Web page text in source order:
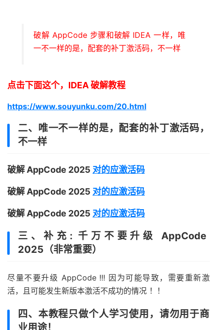
破解 AppCode 步骤和破解 IDEA 一样，唯
一不一样的是，配套的补丁激活码，不一样
点击下面这个，IDEA 破解教程
https://www.souyunku.com/20.html
二、唯一不一样的是，配套的补丁激活码，
不一样
破解 AppCode 2025 对的应激活码
破解 AppCode 2025 对的应激活码
破解 AppCode 2025 对的应激活码
三、补充: 千万不要升级 AppCode
2025（非常重要）
尽量不要升级 AppCode !!! 因为可能导致，需要重新激
活，且可能发生新版本激活不成功的情况 ！！
四、本教程只做个人学习使用，请勿用于商
业用途！